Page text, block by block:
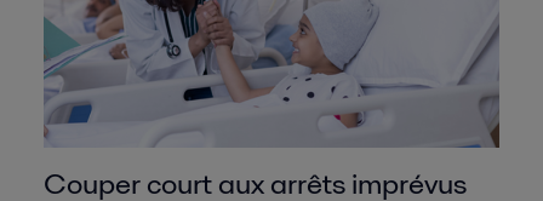
Couper court aux arrêts imprévus